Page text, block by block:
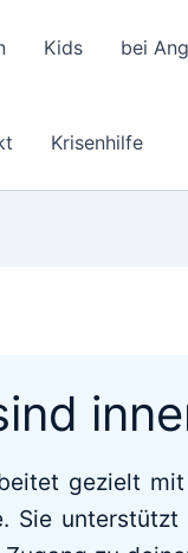
Kids bei
Krisenhilfe
gezielt
Sie